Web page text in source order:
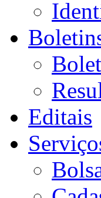
Editais